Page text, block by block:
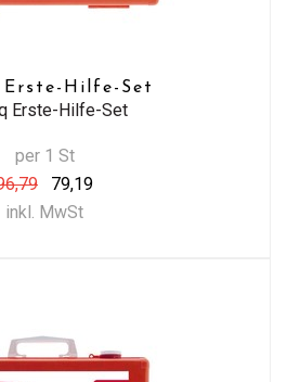
Hilfe-Set
Erste-Hilfe-Set
per 1 St
79,19
inkl. MwSt